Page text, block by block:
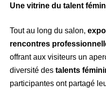
Une vitrine du talent
Tout au long du salon,
rencontres
offrant aux visiteurs un
diversité des talents
participantes ont partagé